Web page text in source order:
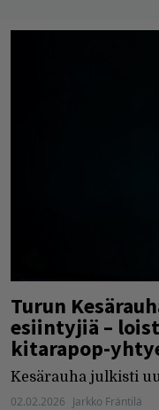
Turun
esiintyjiä –
kitarapop-
Kesärauha julkisti
02.02.2026 Jarkko Fräntilä